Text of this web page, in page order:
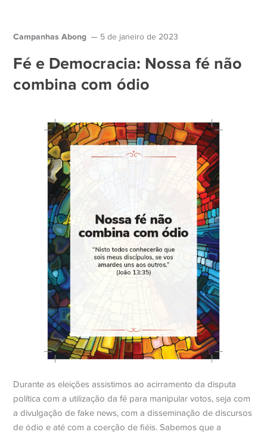
Campanhas Abong 5 de janeiro de 2023
Fé e Democracia: Nossa fé não
combina com ódio
Durante as eleições assistimos ao acirramento da disputa
política com a utilização da fé para manipular votos, seja com
a divulgação de fake news, com a disseminação de discursos
de ódio e até com a coerção de fiéis. Sabemos que a